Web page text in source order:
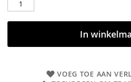
In
VOEG TOE AAN